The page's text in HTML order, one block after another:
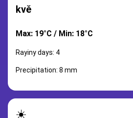
kvě
Max: 19°C / Min: 18°C
Rayiny days: 4
Precipitation: 8 mm
☀️